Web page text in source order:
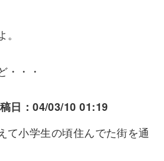
・・・
日：04/03/10 01:19
て小学生の頃住んでた街を通